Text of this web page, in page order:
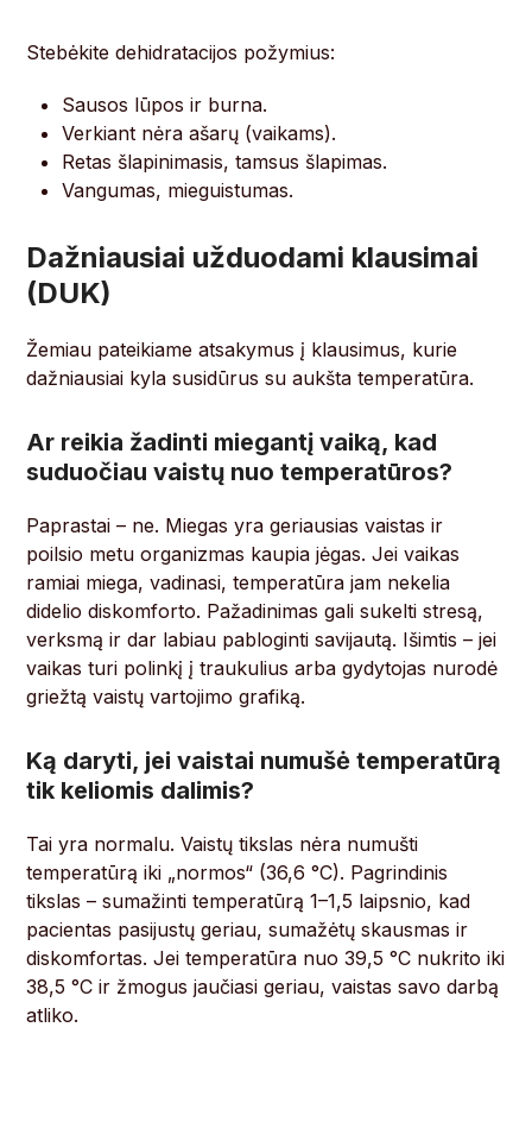
Stebėkite dehidratacijos požymius:
Sausos lūpos ir burna.
Verkiant nėra ašarų (vaikams).
Retas šlapinimasis, tamsus šlapimas.
Vangumas, mieguistumas.
Dažniausiai užduodami klausimai
(DUK)
Žemiau pateikiame atsakymus į klausimus, kurie
dažniausiai kyla susidūrus su aukšta temperatūra.
Ar reikia žadinti miegantį vaiką, kad
suduočiau vaistų nuo temperatūros?
Paprastai – ne. Miegas yra geriausias vaistas ir
poilsio metu organizmas kaupia jėgas. Jei vaikas
ramiai miega, vadinasi, temperatūra jam nekelia
didelio diskomforto. Pažadinimas gali sukelti stresą,
verksmą ir dar labiau pabloginti savijautą. Išimtis – jei
vaikas turi polinkį į traukulius arba gydytojas nurodė
griežtą vaistų vartojimo grafiką.
Ką daryti, jei vaistai numušė temperatūrą
tik keliomis dalimis?
Tai yra normalu. Vaistų tikslas nėra numušti
temperatūrą iki „normos“ (36,6 °C). Pagrindinis
tikslas – sumažinti temperatūrą 1–1,5 laipsnio, kad
pacientas pasijustų geriau, sumažėtų skausmas ir
diskomfortas. Jei temperatūra nuo 39,5 °C nukrito iki
38,5 °C ir žmogus jaučiasi geriau, vaistas savo darbą
atliko.